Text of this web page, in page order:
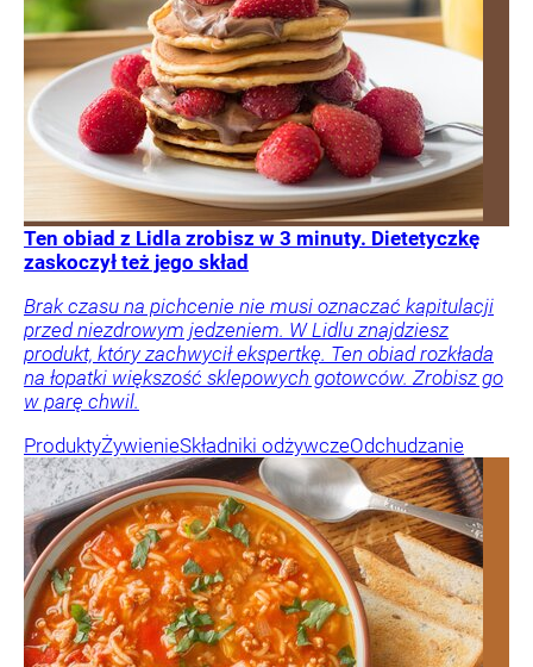
Ten obiad z Lidla zrobisz w 3 minuty. Dietetyczkę
zaskoczył też jego skład
Brak czasu na pichcenie nie musi oznaczać kapitulacji
przed niezdrowym jedzeniem. W Lidlu znajdziesz
produkt, który zachwycił ekspertkę. Ten obiad rozkłada
na łopatki większość sklepowych gotowców. Zrobisz go
w parę chwil.
ProduktyŻywienieSkładniki odżywczeOdchudzanie